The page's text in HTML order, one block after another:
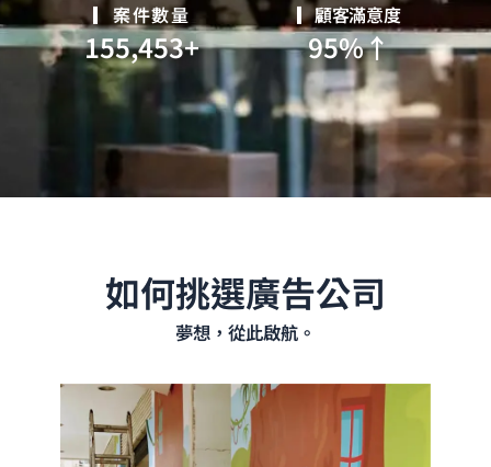
▎案件數量
155,453+
▎顧客滿意度
95%↑
如何挑選廣告公司
夢想，從此啟航。